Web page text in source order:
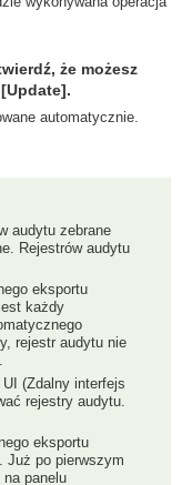
że możesz
automatycznie.
audytu zebrane
Rejestrów audytu
eksportu
każdy
rejestr audytu nie
(Zdalny interfejs
rejestry audytu.
eksportu
Już po pierwszym
panelu